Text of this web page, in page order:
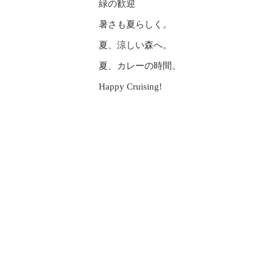
緑の歓迎
暑さも夏らしく。
夏、涼しい森へ。
夏、カレーの時間。
Happy Cruising!